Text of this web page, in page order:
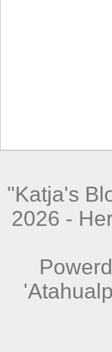
"Katja's
2026 -